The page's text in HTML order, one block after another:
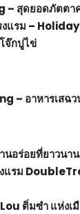
สุดยอดภัตตา
งแรม –
จ๊กปูไข่
– อาหารเสฉว
นอร่อยที่ยาวนา
งแรม
ติ่มซำ แห่งเมื